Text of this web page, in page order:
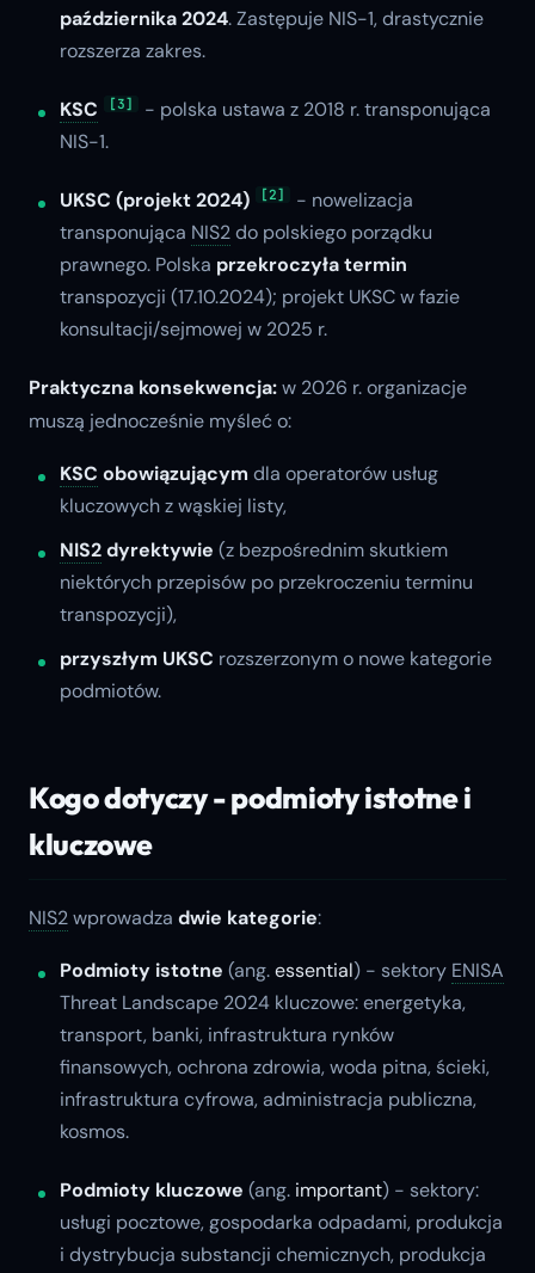
października 2024. Zastępuje NIS-1, drastycznie
rozszerza zakres.
KSC [3]
- polska ustawa z 2018 r. transponująca
NIS-1.
UKSC (projekt 2024) [2]
- nowelizacja
transponująca NIS2do polskiego porządku
prawnego. Polska przekroczyła termin
transpozycji (17.10.2024); projekt UKSC w fazie
konsultacji/sejmowej w 2025 r.
Praktyczna konsekwencja:w 2026 r. organizacje
muszą jednocześnie myśleć o:
KSC obowiązującym dla operatorów usług
kluczowych z wąskiej listy,
NIS2dyrektywie (z bezpośrednim skutkiem
niektórych przepisów po przekroczeniu terminu
transpozycji),
przyszłym UKSC rozszerzonym o nowe kategorie
podmiotów.
Kogo dotyczy - podmioty istotne i
kluczowe
NIS2wprowadza dwie kategorie:
Podmioty istotne (ang.essential) - sektory ENISA
Threat Landscape 2024 kluczowe: energetyka,
transport, banki, infrastruktura rynków
finansowych, ochrona zdrowia, woda pitna, ścieki,
infrastruktura cyfrowa, administracja publiczna,
kosmos.
Podmioty kluczowe (ang. important) - sektory:
usługi pocztowe, gospodarka odpadami, produkcja
i dystrybucja substancji chemicznych, produkcja